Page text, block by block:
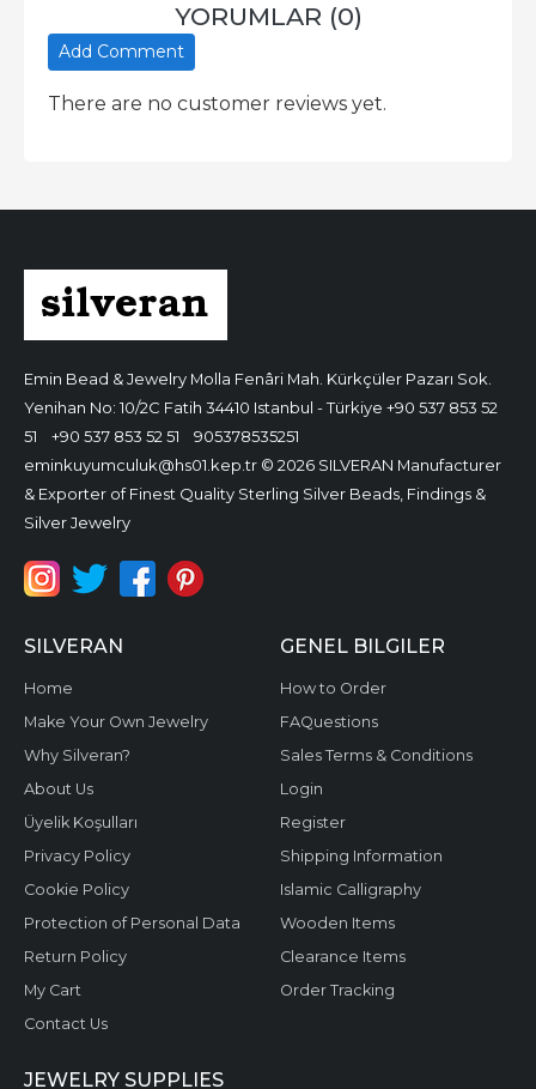
YORUMLAR (0)
Add Comment
There are no customer reviews yet.
Emin Bead & Jewelry Molla Fenâri Mah. Kürkçüler Pazarı Sok.
Yenihan No: 10/2C Fatih 34410 Istanbul - Türkiye +90 537 853 52
51
+90 537 853 52 51
905378535251
eminkuyumculuk@hs01.kep.tr © 2026 SILVERAN Manufacturer
& Exporter of Finest Quality Sterling Silver Beads, Findings &
Silver Jewelry
SILVERAN
Home
Make Your Own Jewelry
Why Silveran?
About Us
Üyelik Koşulları
Privacy Policy
Cookie Policy
Protection of Personal Data
Return Policy
My Cart
Contact Us
GENEL BILGILER
How to Order
FAQuestions
Sales Terms & Conditions
Login
Register
Shipping Information
Islamic Calligraphy
Wooden Items
Clearance Items
Order Tracking
JEWELRY SUPPLIES